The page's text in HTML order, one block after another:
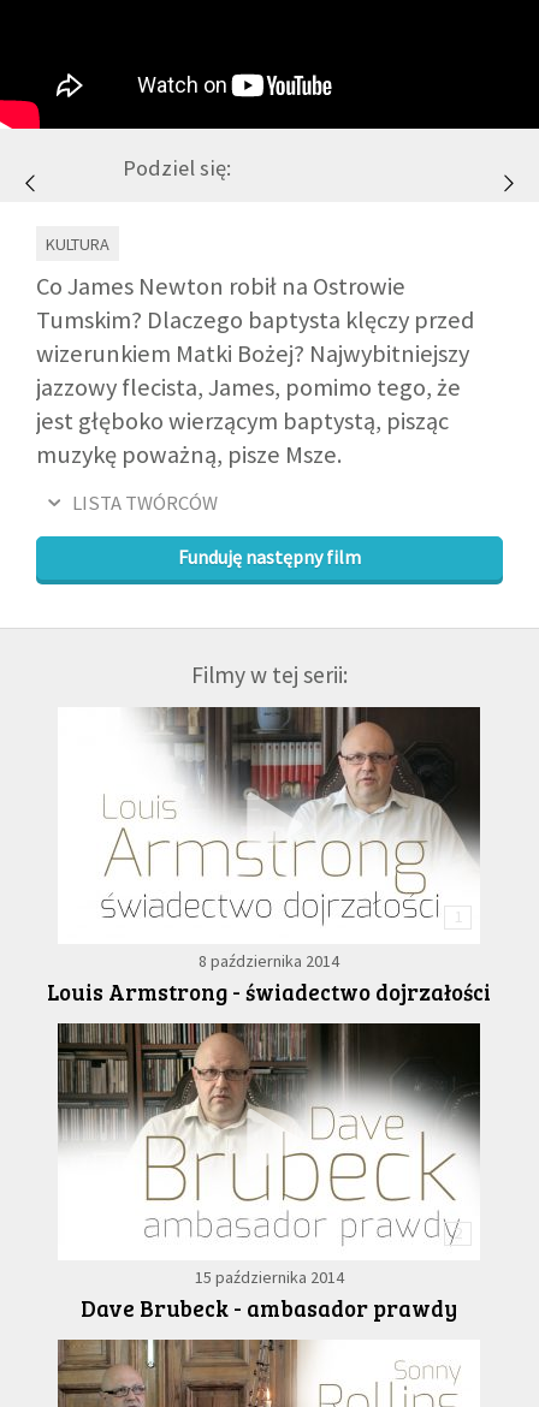
PARTNERZY
NEWSLETTER
DLA MEDIÓW
Podziel się:
KULTURA
Co James Newton robił na Ostrowie
Tumskim? Dlaczego baptysta klęczy przed
wizerunkiem Matki Bożej? Najwybitniejszy
jazzowy flecista, James, pomimo tego, że
jest głęboko wierzącym baptystą, pisząc
muzykę poważną, pisze Msze.
LISTA TWÓRCÓW
Funduję następny film
Filmy w tej serii:
1
8 października 2014
Louis Armstrong - świadectwo dojrzałości
2
15 października 2014
Dave Brubeck - ambasador prawdy